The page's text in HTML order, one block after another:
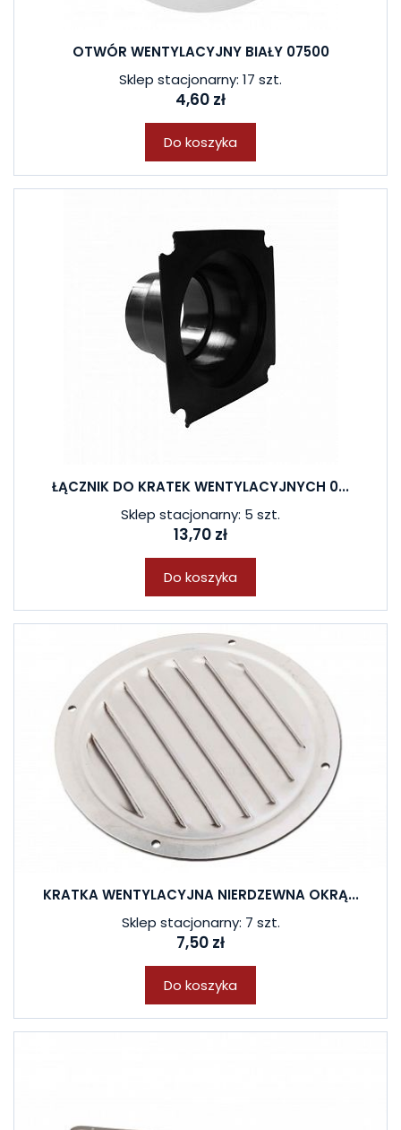
OTWÓR WENTYLACYJNY BIAŁY 07500
Sklep stacjonarny: 17 szt.
4,60 zł
Do koszyka
ŁĄCZNIK DO KRATEK WENTYLACYJNYCH 0...
Sklep stacjonarny: 5 szt.
13,70 zł
Do koszyka
KRATKA WENTYLACYJNA NIERDZEWNA OKRĄ...
Sklep stacjonarny: 7 szt.
7,50 zł
Do koszyka